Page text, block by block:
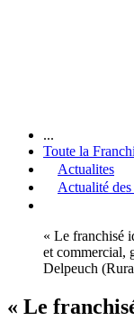
...
Toute la
Actualites
Actualité
« Le franchisé
et commercial,
Delpeuch
« Le